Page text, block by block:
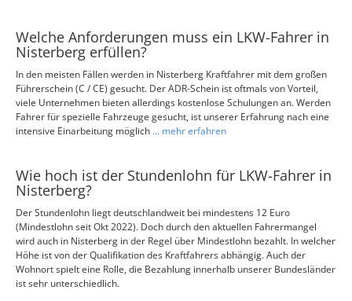
Welche Anforderungen muss ein LKW-Fahrer in
Nisterberg erfüllen?
In den meisten Fällen werden in Nisterberg Kraftfahrer mit dem großen
Führerschein (C / CE) gesucht. Der ADR-Schein ist oftmals von Vorteil,
viele Unternehmen bieten allerdings kostenlose Schulungen an. Werden
Fahrer für spezielle Fahrzeuge gesucht, ist unserer Erfahrung nach eine
intensive Einarbeitung möglich ... mehr erfahren
Wie hoch ist der Stundenlohn für LKW-Fahrer in
Nisterberg?
Der Stundenlohn liegt deutschlandweit bei mindestens 12 Euro
(Mindestlohn seit Okt 2022). Doch durch den aktuellen Fahrermangel
wird auch in Nisterberg in der Regel über Mindestlohn bezahlt. In welcher
Höhe ist von der Qualifikation des Kraftfahrers abhängig. Auch der
Wohnort spielt eine Rolle, die Bezahlung innerhalb unserer Bundesländer
ist sehr unterschiedlich.